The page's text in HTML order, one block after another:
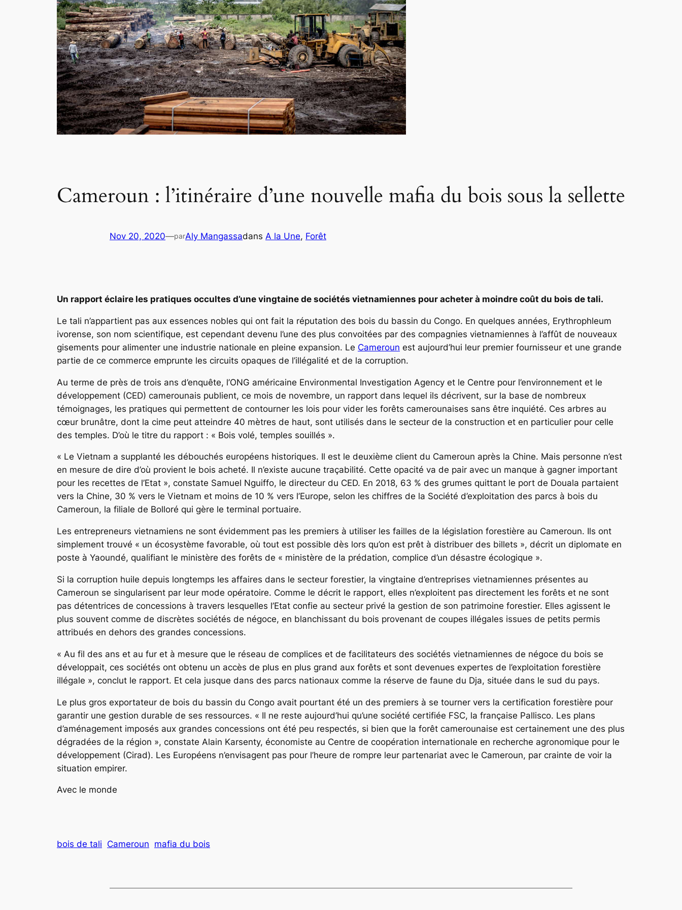
Cameroun : l’itinéraire d’une nouvelle mafia du bois sous la sellette
Nov 20, 2020—parAly Mangassadans A la Une, Forêt
Un rapport éclaire les pratiques occultes d’une vingtaine de sociétés vietnamiennes pour acheter à moindre coût du bois de tali.
Le tali n’appartient pas aux essences nobles qui ont fait la réputation des bois du bassin du Congo. En quelques années, Erythrophleum
ivorense, son nom scientifique, est cependant devenu l’une des plus convoitées par des compagnies vietnamiennes à l’affût de nouveaux
gisements pour alimenter une industrie nationale en pleine expansion. Le Cameroun est aujourd’hui leur premier fournisseur et une grande
partie de ce commerce emprunte les circuits opaques de l’illégalité et de la corruption.
Au terme de près de trois ans d’enquête, l’ONG américaine Environmental Investigation Agency et le Centre pour l’environnement et le
développement (CED) camerounais publient, ce mois de novembre, un rapport dans lequel ils décrivent, sur la base de nombreux
témoignages, les pratiques qui permettent de contourner les lois pour vider les forêts camerounaises sans être inquiété. Ces arbres au
cœur brunâtre, dont la cime peut atteindre 40 mètres de haut, sont utilisés dans le secteur de la construction et en particulier pour celle
des temples. D’où le titre du rapport : « Bois volé, temples souillés ».
« Le Vietnam a supplanté les débouchés européens historiques. Il est le deuxième client du Cameroun après la Chine. Mais personne n’est
en mesure de dire d’où provient le bois acheté. Il n’existe aucune traçabilité. Cette opacité va de pair avec un manque à gagner important
pour les recettes de l’Etat », constate Samuel Nguiffo, le directeur du CED. En 2018, 63 % des grumes quittant le port de Douala partaient
vers la Chine, 30 % vers le Vietnam et moins de 10 % vers l’Europe, selon les chiffres de la Société d’exploitation des parcs à bois du
Cameroun, la filiale de Bolloré qui gère le terminal portuaire.
Les entrepreneurs vietnamiens ne sont évidemment pas les premiers à utiliser les failles de la législation forestière au Cameroun. Ils ont
simplement trouvé « un écosystème favorable, où tout est possible dès lors qu’on est prêt à distribuer des billets », décrit un diplomate en
poste à Yaoundé, qualifiant le ministère des forêts de « ministère de la prédation, complice d’un désastre écologique ».
Si la corruption huile depuis longtemps les affaires dans le secteur forestier, la vingtaine d’entreprises vietnamiennes présentes au
Cameroun se singularisent par leur mode opératoire. Comme le décrit le rapport, elles n’exploitent pas directement les forêts et ne sont
pas détentrices de concessions à travers lesquelles l’Etat confie au secteur privé la gestion de son patrimoine forestier. Elles agissent le
plus souvent comme de discrètes sociétés de négoce, en blanchissant du bois provenant de coupes illégales issues de petits permis
attribués en dehors des grandes concessions.
« Au fil des ans et au fur et à mesure que le réseau de complices et de facilitateurs des sociétés vietnamiennes de négoce du bois se
développait, ces sociétés ont obtenu un accès de plus en plus grand aux forêts et sont devenues expertes de l’exploitation forestière
illégale », conclut le rapport. Et cela jusque dans des parcs nationaux comme la réserve de faune du Dja, située dans le sud du pays.
Le plus gros exportateur de bois du bassin du Congo avait pourtant été un des premiers à se tourner vers la certification forestière pour
garantir une gestion durable de ses ressources. « Il ne reste aujourd’hui qu’une société certifiée FSC, la française Pallisco. Les plans
d’aménagement imposés aux grandes concessions ont été peu respectés, si bien que la forêt camerounaise est certainement une des plus
dégradées de la région », constate Alain Karsenty, économiste au Centre de coopération internationale en recherche agronomique pour le
développement (Cirad). Les Européens n’envisagent pas pour l’heure de rompre leur partenariat avec le Cameroun, par crainte de voir la
situation empirer.
Avec le monde
bois de tali Cameroun mafia du bois